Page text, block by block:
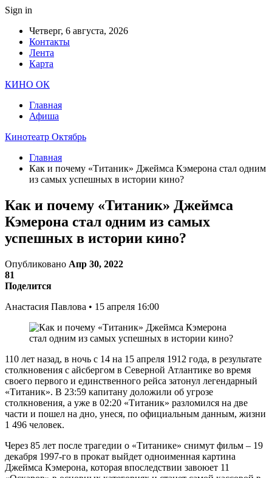
Sign in
Четверг, 6 августа, 2026
Контакты
Лента
Карта
КИНО ОК
Главная
Афиша
Кинотеатр Октябрь
Главная
Как и почему «Титаник» Джеймса Кэмерона стал одним
из самых успешных в истории кино?
Как и почему «Титаник» Джеймса
Кэмерона стал одним из самых
успешных в истории кино?
Опубликовано Апр 30, 2022
81
Поделится
Анастасия Павлова • 15 апреля 16:00
110 лет назад, в ночь с 14 на 15 апреля 1912 года, в результате
столкновения с айсбергом в Северной Атлантике во время
своего первого и единственного рейса затонул легендарный
«Титаник». В 23:59 капитану доложили об угрозе
столкновения, а уже в 02:20 «Титаник» разломился на две
части и пошел на дно, унеся, по официальным данным, жизни
1 496 человек.
Через 85 лет после трагедии о «Титанике» снимут фильм – 19
декабря 1997-го в прокат выйдет одноименная картина
Джеймса Кэмерона, которая впоследствии завоюет 11